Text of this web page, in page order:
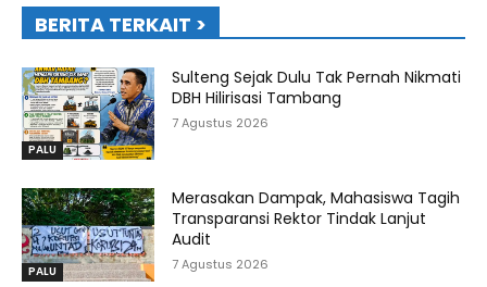
BERITA TERKAIT >
PALU
Sulteng Sejak Dulu Tak Pernah Nikmati
DBH Hilirisasi Tambang
7 Agustus 2026
PALU
Merasakan Dampak, Mahasiswa Tagih
Transparansi Rektor Tindak Lanjut
Audit
7 Agustus 2026